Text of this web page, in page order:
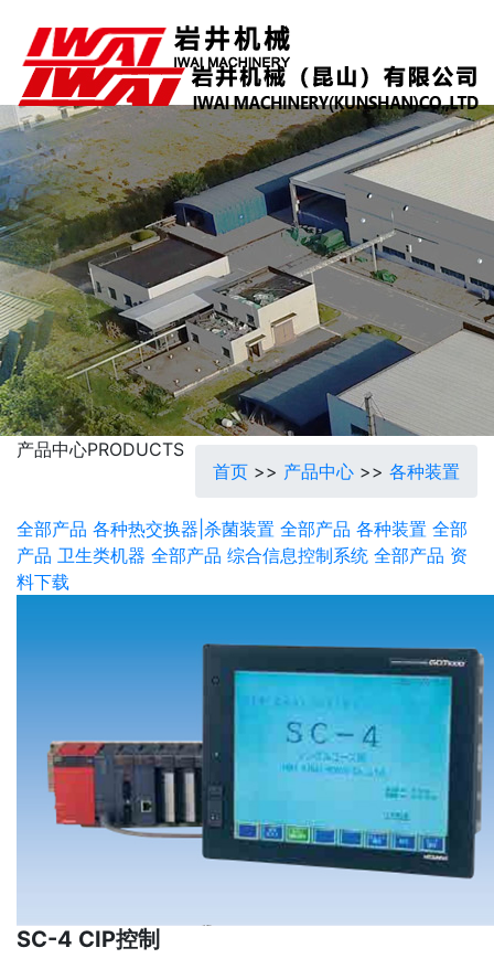
产品中心PRODUCTS
首页 >> 产品中心 >> 各种装置
全部产品 各种热交换器|杀菌装置 全部产品 各种装置 全部
产品 卫生类机器 全部产品 综合信息控制系统 全部产品 资
料下载
SC-4 CIP控制